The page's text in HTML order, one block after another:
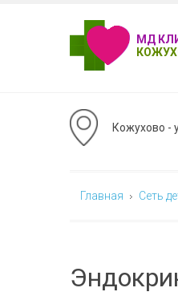
МД
Кожухово -
Главная Сеть